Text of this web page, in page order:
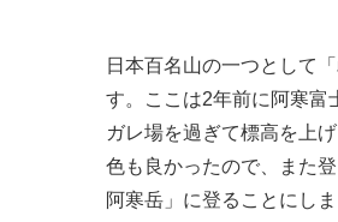
日本百名山の一つとして
す。ここは2年前に阿寒富
ガレ場を過ぎて標高を上
色も良かったので、また
阿寒岳」に登ることにし